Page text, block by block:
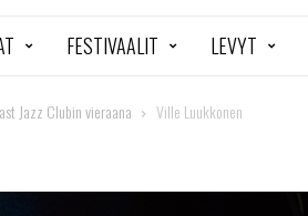
FESTIVAALIT LEVYT
Jazz Clubin vieraana Ville Luukkonen